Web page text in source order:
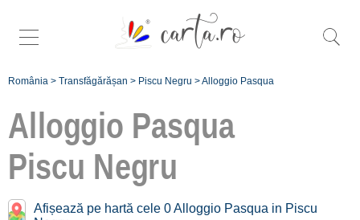
România > Transfăgărășan > Piscu Negru >Alloggio Pasqua
Alloggio Pasqua
Piscu Negru
Afișează pe hartă cele 0 Alloggio Pasqua in Piscu